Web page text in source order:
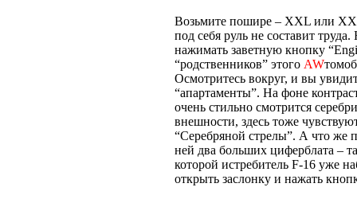
Возьмите пошире – XXL или
под себя руль не составит
нажимать заветную кнопку
“родственников” этого AW
Осмотритесь вокруг, и вы
“апартаменты”. На фоне
очень стильно смотрится
внешности, здесь тоже
“Серебряной стрелы”. А что же
ней два больших циферблата –
которой истребитель F-16 уже
открыть заслонку и нажать